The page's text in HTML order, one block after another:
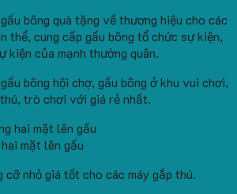
bông quà tặng về thương hiệu cho các
thể, cung cấp gấu bông tổ chức sự kiện,
kiện của mạnh thường quân.
bông hội chợ, gấu bông ở khu vui chơi,
trò chơi với giá rẻ nhất.
mặt lên gấu
cỡ nhỏ giá tốt cho các máy gắp thú.